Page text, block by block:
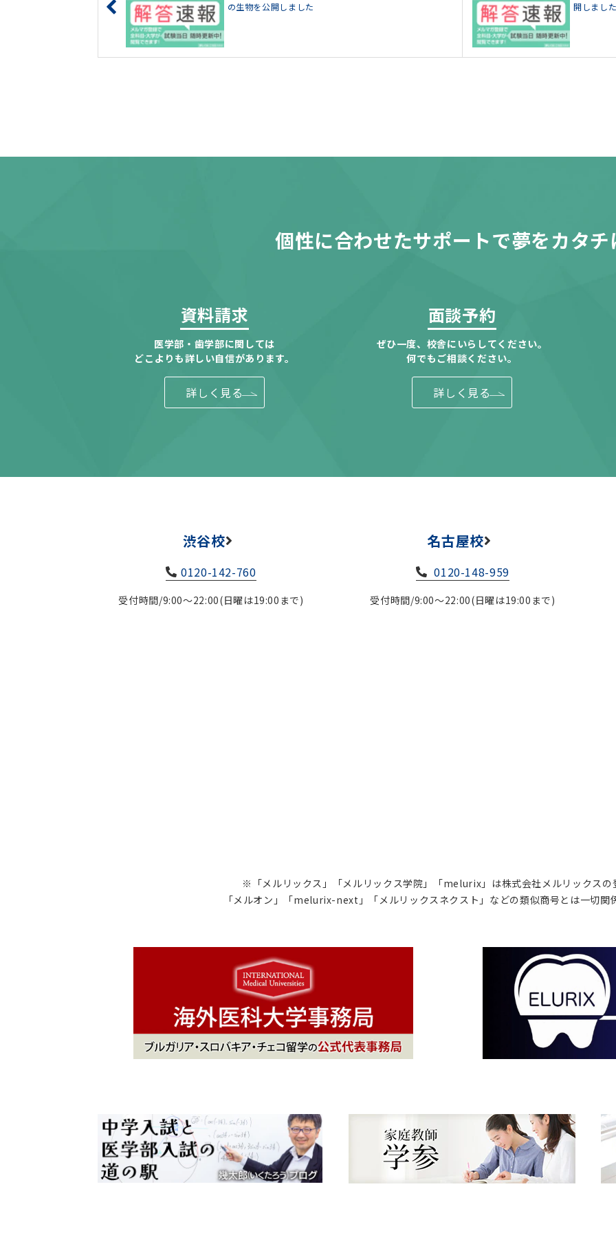
の生物を公開しました
開しまし
個性に合わせたサポートで夢をカタチ
資料請求
医学部・歯学部に関しては
どこよりも詳しい自信があります。
詳しく見る
面談予約
ぜひ一度、校舎にいらしてください。
何でもご相談ください。
詳しく見る
渋谷校
0120-142-760
受付時間/9:00～22:00(日曜は19:00まで)
名古屋校
0120-148-959
受付時間/9:00～22:00(日曜は19:00まで)
※「メルリックス」「メルリックス学院」「melurix」は株式会社メルリックスの
「メルオン」「melurix-next」「メルリックスネクスト」などの類似商号とは一切関